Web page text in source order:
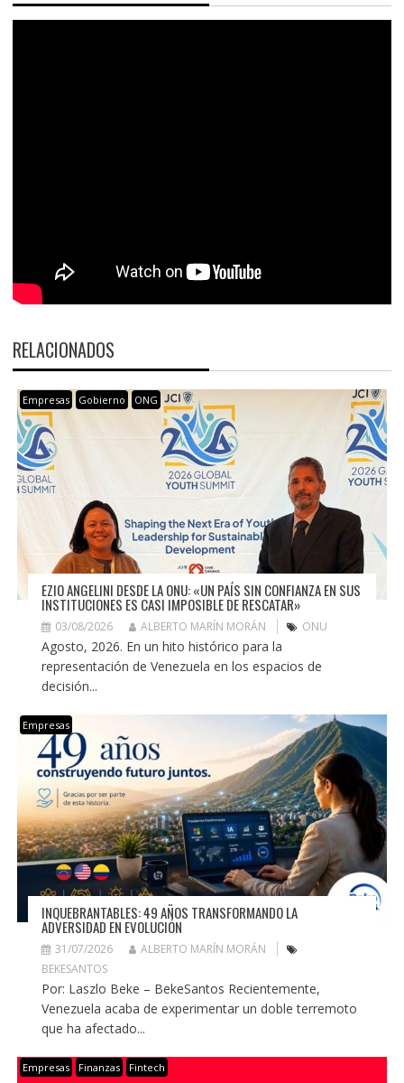
RELACIONADOS
Empresas Gobierno ONG
EZIO ANGELINI DESDE LA ONU: «UN PAÍS SIN CONFIANZA EN SUS
INSTITUCIONES ES CASI IMPOSIBLE DE RESCATAR»
03/08/2026 ALBERTO MARÍN MORÁN ONU
Agosto, 2026. En un hito histórico para la
representación de Venezuela en los espacios de
decisión...
Empresas
INQUEBRANTABLES: 49 AÑOS TRANSFORMANDO LA
ADVERSIDAD EN EVOLUCIÓN
31/07/2026
ALBERTO MARÍN MORÁN
BEKESANTOS
Por: Laszlo Beke – BekeSantos Recientemente,
Venezuela acaba de experimentar un doble terremoto
que ha afectado...
Empresas Finanzas Fintech